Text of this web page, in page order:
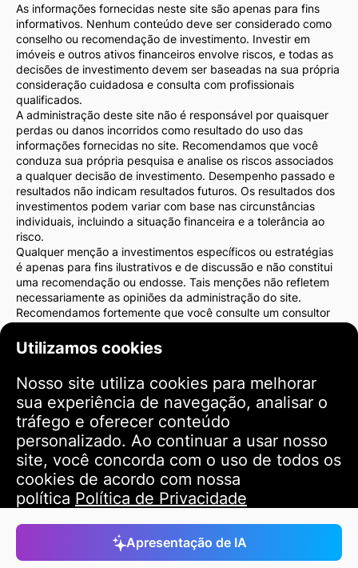
Utilizamos cookies
Nosso site utiliza cookies para melhorar
sua experiência de navegação, analisar o
tráfego e oferecer conteúdo
personalizado. Ao continuar a usar nosso
site, você concorda com o uso de todos os
cookies de acordo com nossa
política Política de Privacidade
Apresentação de IA
As informações fornecidas neste site são apenas para fins
informativos. Nenhum conteúdo deve ser considerado como
conselho ou recomendação de investimento. Investir em
imóveis e outros ativos financeiros envolve riscos, e todas as
decisões de investimento devem ser baseadas na sua própria
consideração cuidadosa e consulta com profissionais
qualificados.
A administração deste site não é responsável por quaisquer
perdas ou danos incorridos como resultado do uso das
informações fornecidas no site. Recomendamos que você
conduza sua própria pesquisa e analise os riscos associados
a qualquer decisão de investimento. Desempenho passado e
resultados não indicam resultados futuros. Os resultados dos
investimentos podem variar com base nas circunstâncias
individuais, incluindo a situação financeira e a tolerância ao
risco.
Qualquer menção a investimentos específicos ou estratégias
é apenas para fins ilustrativos e de discussão e não constitui
uma recomendação ou endosse. Tais menções não refletem
necessariamente as opiniões da administração do site.
Recomendamos fortemente que você consulte um consultor
investimento. Você é o único responsável pelas suas ações de
investimento e pelos riscos associados a elas.
não será responsável por quaisquer perdas ou danos diretos
ou indiretos resultantes do uso das informações fornecidas no
site.
Por favor, tenha cautela e cuidado ao tomar decisões de
investimento.
Termos de Uso